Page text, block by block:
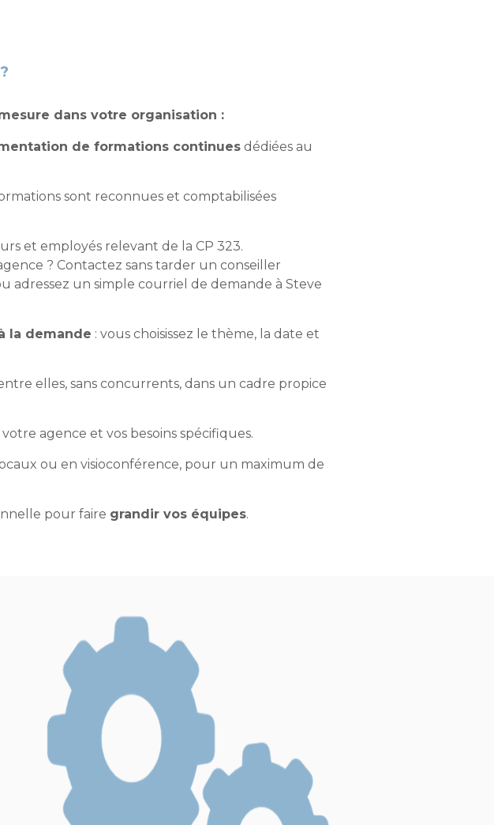
dans votre organisation :
de formations continues dédiées au
sont reconnues et comptabilisées
et employés relevant de la CP 323.
? Contactez sans tarder un conseiller
adressez un simple courriel de demande à Steve
la demande : vous choisissez le thème, la date et
elles, sans concurrents, dans un cadre propice
agence et vos besoins spécifiques.
ou en visioconférence, pour un maximum de
pour faire grandir vos équipes.